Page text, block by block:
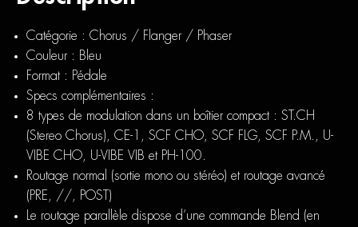
Catégorie : Chorus / Flanger / Phaser
Couleur : Bleu
Format : Pédale
Specs complémentaires :
8 types de modulation dans un boîtier compact : ST.CH
(Stereo Chorus), CE-1, SCF CHO, SCF FLG, SCF P.M., U-
VIBE CHO, U-VIBE VIB et PH-100.
Routage normal (sortie mono ou stéréo) et routage avancé
(PRE, //, POST)
Le routage parallèle dispose d’une commande Blend (en